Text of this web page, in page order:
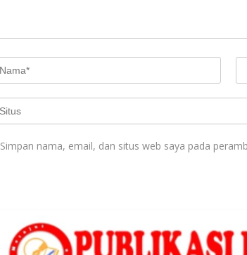
Simpan nama, email, dan situs web saya pada